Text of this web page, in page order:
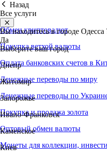
Назад
Все услуги
Обмен криптовалют
Покупка ветхой валюты
Оплата банковских счетов в
Денежные переводы по миру
Денежные переводы по
Покупка и продажа золота
Оптовый обмен валюты
Монеты для коллекции,
Вы находитесь в городе Одесса
Да
Выберите ваш город
Днепр
Житомир
Запорожье
Ивано-Франковск
Каменское
Киев